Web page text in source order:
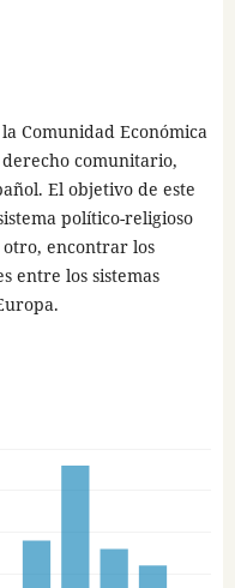
Comunidad Económica
comunitario,
El objetivo de este
político-religioso
encontrar los
entre los sistemas